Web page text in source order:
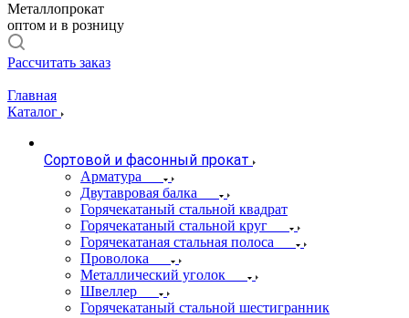
Металлопрокат
оптом и в розницу
Рассчитать заказ
Главная
Каталог
Сортовой и фасонный прокат
Арматура
Двутавровая балка
Горячекатаный стальной квадрат
Горячекатаный стальной круг
Горячекатаная стальная полоса
Проволока
Металлический уголок
Швеллер
Горячекатаный стальной шестигранник